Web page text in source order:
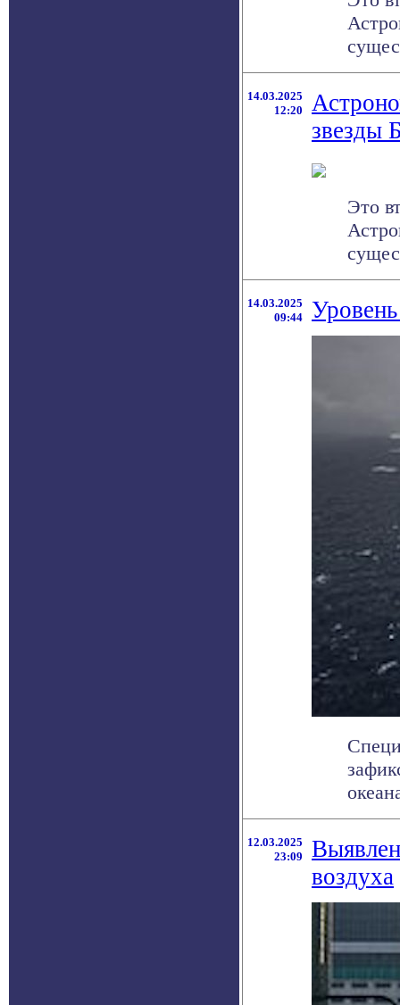
14.03.2025
12:20
звезды
Это
14.03.2025
09:44
12.03.2025
23:09
воздуха